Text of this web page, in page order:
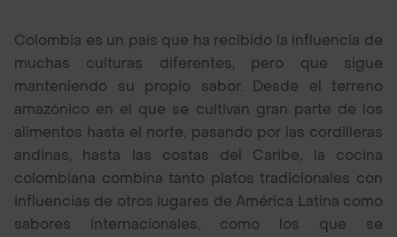
Colombia es un país que ha recibido la influencia de
muchas culturas diferentes, pero que sigue
manteniendo su propio sabor. Desde el terreno
amazónico en el que se cultivan gran parte de los
alimentos hasta el norte, pasando por las cordilleras
andinas, hasta las costas del Caribe, la cocina
colombiana combina tanto platos tradicionales con
influencias de otros lugares de América Latina como
sabores internacionales, como los que se